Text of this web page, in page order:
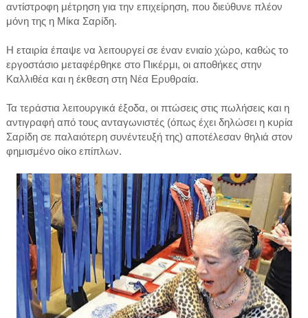
αντίστροφη μέτρηση για την επιχείρηση, που διεύθυνε πλέον
μόνη της η Μίκα Σαρίδη.
Η εταιρία έπαψε να λειτουργεί σε έναν ενιαίο χώρο, καθώς το
εργοστάσιο μεταφέρθηκε στο Πικέρμι, οι αποθήκες στην
Καλλιθέα και η έκθεση στη Νέα Ερυθραία.
Τα τεράστια λειτουργικά έξοδα, οι πτώσεις στις πωλήσεις και η
αντιγραφή από τους ανταγωνιστές (όπως έχει δηλώσει η κυρία
Σαρίδη σε παλαιότερη συνέντευξή της) αποτέλεσαν θηλιά στον
φημισμένο οίκο επίπλων.